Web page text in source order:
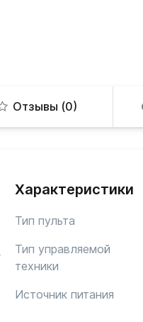
Отзывы (0)
Характеристики
Тип пульта
Тип управляемой
техники
Источник питания